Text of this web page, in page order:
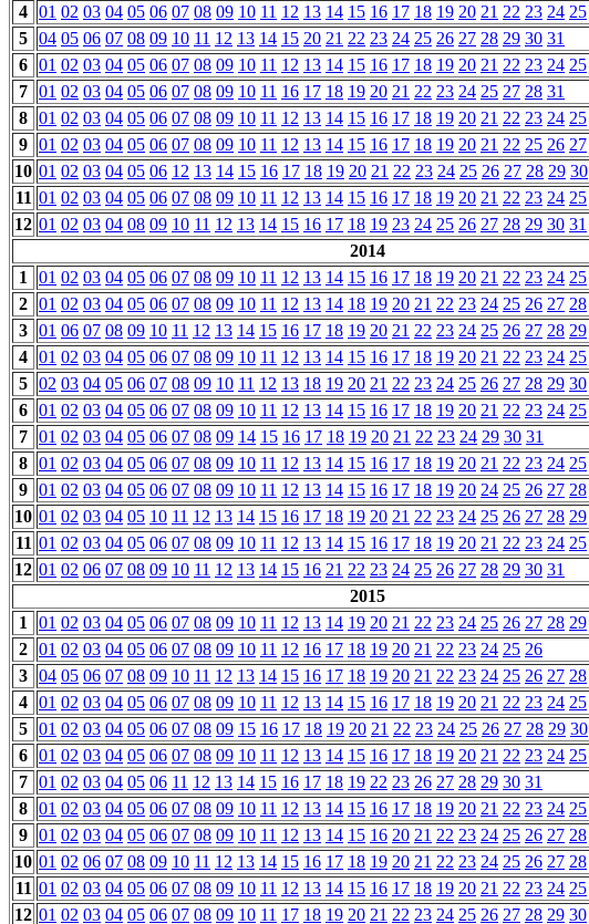
4 01 02 03 04 05 06 07 08 09 10 11 12 13 14 15 16 17 18 19 20 21 22 23 24 25
5 04 05 06 07 08 09 10 11 12 13 14 15 20 21 22 23 24 25 26 27 28 29 30 31
6 01 02 03 04 05 06 07 08 09 10 11 12 13 14 15 16 17 18 19 20 21 22 23 24 25
7 01 02 03 04 05 06 07 08 09 10 11 16 17 18 19 20 21 22 23 24 25 27 28 31
8 01 02 03 04 05 06 07 08 09 10 11 12 13 14 15 16 17 18 19 20 21 22 23 24 25
9 01 02 03 04 05 06 07 08 09 10 11 12 13 14 15 16 17 18 19 20 21 22 25 26 27
10 01 02 03 04 05 06 12 13 14 15 16 17 18 19 20 21 22 23 24 25 26 27 28 29 30
11 01 02 03 04 05 06 07 08 09 10 11 12 13 14 15 16 17 18 19 20 21 22 23 24 25
12 01 02 03 04 08 09 10 11 12 13 14 15 16 17 18 19 23 24 25 26 27 28 29 30 31
2014
1
01 02 03 04 05 06 07 08 09 10 11 12 13 14 15 16 17 18 19 20 21 22 23 24 25
2 01 02 03 04 05 06 07 08 09 10 11 12 13 14 18 19 20 21 22 23 24 25 26 27 28
3 01 06 07 08 09 10 11 12 13 14 15 16 17 18 19 20 21 22 23 24 25 26 27 28 29
4 01 02 03 04 05 06 07 08 09 10 11 12 13 14 15 16 17 18 19 20 21 22 23 24 25
5 02 03 04 05 06 07 08 09 10 11 12 13 18 19 20 21 22 23 24 25 26 27 28 29 30
6 01 02 03 04 05 06 07 08 09 10 11 12 13 14 15 16 17 18 19 20 21 22 23 24 25
7 01 02 03 04 05 06 07 08 09 14 15 16 17 18 19 20 21 22 23 24 29 30 31
8 01 02 03 04 05 06 07 08 09 10 11 12 13 14 15 16 17 18 19 20 21 22 23 24 25
9 01 02 03 04 05 06 07 08 09 10 11 12 13 14 15 16 17 18 19 20 24 25 26 27 28
10 01 02 03 04 05 10 11 12 13 14 15 16 17 18 19 20 21 22 23 24 25 26 27 28 29
11 01 02 03 04 05 06 07 08 09 10 11 12 13 14 15 16 17 18 19 20 21 22 23 24 25
12 01 02 06 07 08 09 10 11 12 13 14 15 16 21 22 23 24 25 26 27 28 29 30 31
2015
1
01 02 03 04 05 06 07 08 09 10 11 12 13 14 19 20 21 22 23 24 25 26 27 28 29
2 01 02 03 04 05 06 07 08 09 10 11 12 16 17 18 19 20 21 22 23 24 25 26
3 04 05 06 07 08 09 10 11 12 13 14 15 16 17 18 19 20 21 22 23 24 25 26 27 28
4 01 02 03 04 05 06 07 08 09 10 11 12 13 14 15 16 17 18 19 20 21 22 23 24 25
5 01 02 03 04 05 06 07 08 09 15 16 17 18 19 20 21 22 23 24 25 26 27 28 29 30
6 01 02 03 04 05 06 07 08 09 10 11 12 13 14 15 16 17 18 19 20 21 22 23 24 25
7 01 02 03 04 05 06 11 12 13 14 15 16 17 18 19 22 23 26 27 28 29 30 31
8 01 02 03 04 05 06 07 08 09 10 11 12 13 14 15 16 17 18 19 20 21 22 23 24 25
9 01 02 03 04 05 06 07 08 09 10 11 12 13 14 15 16 20 21 22 23 24 25 26 27 28
10 01 02 06 07 08 09 10 11 12 13 14 15 16 17 18 19 20 21 22 23 24 25 26 27 28
11 01 02 03 04 05 06 07 08 09 10 11 12 13 14 15 16 17 18 19 20 21 22 23 24 25
12 01 02 03 04 05 06 07 08 09 10 11 17 18 19 20 21 22 23 24 25 26 27 28 29 30